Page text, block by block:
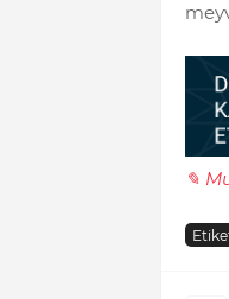
✎